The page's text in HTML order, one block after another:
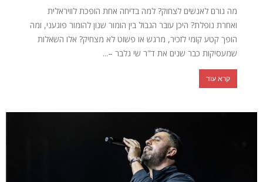
מה גורם לאנשים לצחוק? למה בדיחה אחת הופכת לוויראלית
ואחרת נופלת? היכן עובר הגבול בין הומור שנון להומור פוגעני, ומה
הופך קטע קומי לזכיר, מרגש או פשוט לא מצחיק? אלו השאלות
שמעסיקות כבר שנים את ד"ר שי גלבר –...
קרא עוד